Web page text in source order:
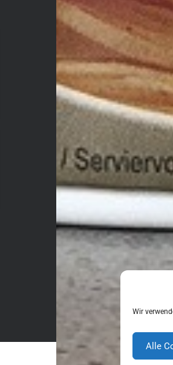
Wir
Alle